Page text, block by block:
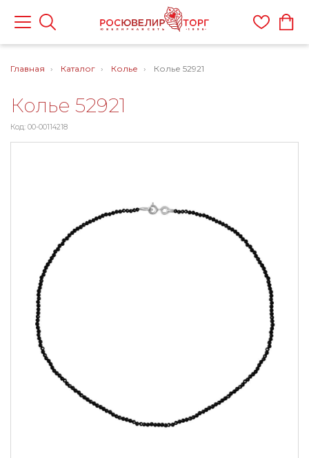
Главная Каталог Колье Колье 52921
Колье 52921
Код: 00-00114218